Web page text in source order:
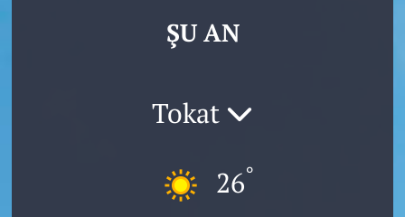
ŞU AN
Tokat
26°